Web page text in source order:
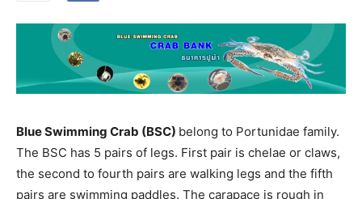
Blue Swimming Crab (BSC) belong to Portunidae family.
The BSC has 5 pairs of legs. First pair is chelae or claws,
the second to fourth pairs are walking legs and the fifth
pairs are swimming paddles. The carapace is rough in